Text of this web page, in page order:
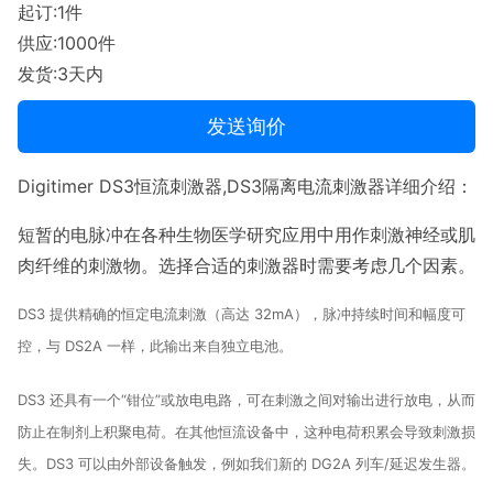
起订:1件
供应:1000件
发货:3天内
发送询价
Digitimer DS3恒流刺激器,DS3隔离电流刺激器详细介绍：
短暂的电脉冲在各种生物医学研究应用中用作刺激神经或肌
肉纤维的刺激物。 选择合适的刺激器时需要考虑几个因素。
DS3 提供精确的恒定电流刺激（高达 32mA），脉冲持续时间和幅度可
控，与 DS2A 一样，此输出来自独立电池。
DS3 还具有一个“钳位”或放电电路，可在刺激之间对输出进行放电，从而
防止在制剂上积聚电荷。 在其他恒流设备中，这种电荷积累会导致刺激损
失。 DS3 可以由外部设备触发，例如我们新的 DG2A 列车/延迟发生器。